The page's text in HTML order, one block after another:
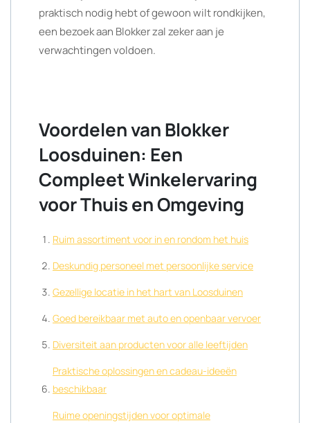
praktisch nodig hebt of gewoon wilt rondkijken,
een bezoek aan Blokker zal zeker aan je
verwachtingen voldoen.
Voordelen van Blokker
Loosduinen: Een
Compleet Winkelervaring
voor Thuis en Omgeving
Ruim assortiment voor in en rondom het huis
Deskundig personeel met persoonlijke service
Gezellige locatie in het hart van Loosduinen
Goed bereikbaar met auto en openbaar vervoer
Diversiteit aan producten voor alle leeftijden
Praktische oplossingen en cadeau-ideeën
beschikbaar
Ruime openingstijden voor optimale